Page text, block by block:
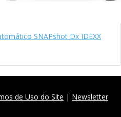
SNAPshot Dx IDEXX
de Uso do Site | Newsletter